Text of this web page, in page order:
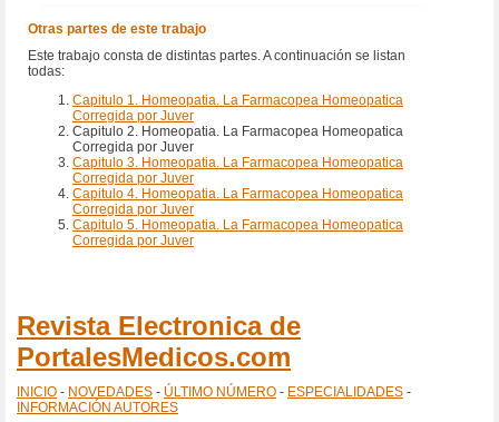
Otras partes de este trabajo
Este trabajo consta de distintas partes. A continuación se listan
todas:
Capitulo 1. Homeopatia. La Farmacopea Homeopatica
Corregida por Juver
Capitulo 2. Homeopatia. La Farmacopea Homeopatica
Corregida por Juver
Capitulo 3. Homeopatia. La Farmacopea Homeopatica
Corregida por Juver
Capitulo 4. Homeopatia. La Farmacopea Homeopatica
Corregida por Juver
Capitulo 5. Homeopatia. La Farmacopea Homeopatica
Corregida por Juver
Revista Electronica de
PortalesMedicos.com
INICIO - NOVEDADES - ÚLTIMO NÚMERO - ESPECIALIDADES -
INFORMACIÓN AUTORES